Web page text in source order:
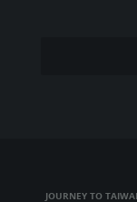
JOURNEY TO